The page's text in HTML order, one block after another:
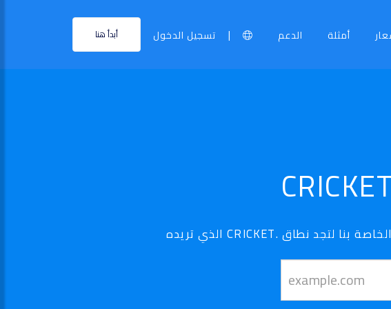
أمثلة الدعم | تسجيل الدخول أبدأ هنا
نطاق ..CRICKET الخاص بك أصبح في متناول اليد - استخدم أداة البحث الخاصة بنا لتجد نطاق .CRICKET الذي تريده